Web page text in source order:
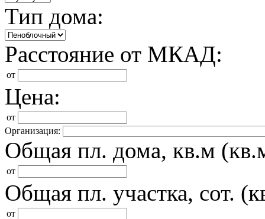
Тип дома:
Расстояние от МКАД:
от
Цена:
от
Организация:
Общая пл. дома, кв.м
от
Общая пл. участка, сот.
от